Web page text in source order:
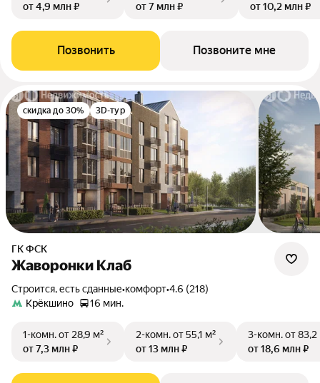
от 4,9 млн ₽
от 7 млн ₽
от 10,2 млн ₽
Позвонить Позвоните мне
скидка до 30% 3D-тур
ГК ФСК
Жаворонки Клаб
Строится, есть сданные•комфорт•4.6 (218)
Крёкшино
16 мин.
1-комн.от 28,9 м²
от 7,3 млн ₽
2-комн.от 55,1 м²
от 13 млн ₽
3-комн.от 83,2
от 18,6 млн ₽